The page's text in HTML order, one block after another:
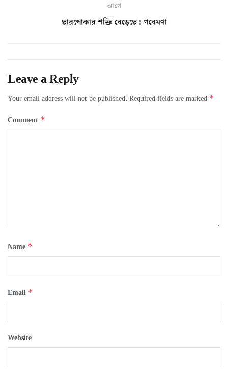
আগে
ছারপোকার শক্তি বেড়েছে : গবেষণা
Leave a Reply
Your email address will not be published. Required fields are marked *
Comment *
Name *
Email *
Website